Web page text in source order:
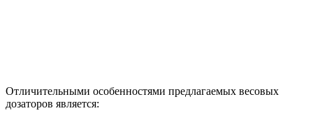
Отличительными особенностями предлагаемых весовых
дозаторов является: